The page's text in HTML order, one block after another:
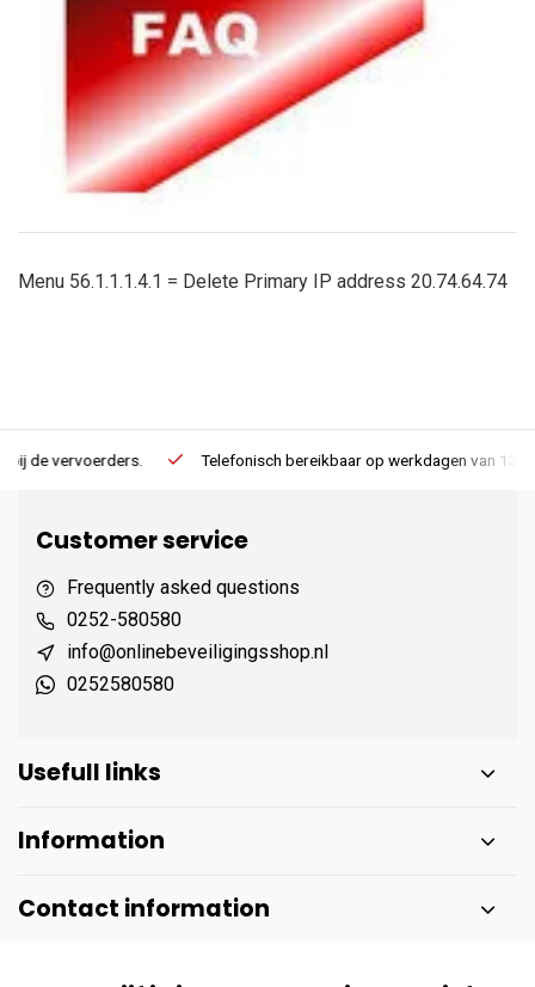
Menu 56.1.1.1.4.1 = Delete Primary IP address 20.74.64.74
Telefonisch bereikbaar op werkdagen van 13:00 tot 17:00
Customer service
Frequently asked questions
0252-580580
info@onlinebeveiligingsshop.nl
0252580580
Usefull links
Information
Contact information